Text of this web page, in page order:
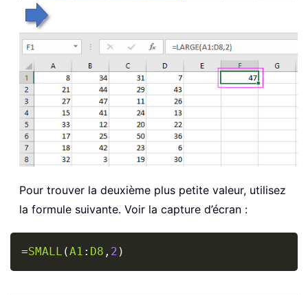
Pour trouver la deuxième plus petite valeur, utilisez
la formule suivante. Voir la capture d’écran :
=SMALL (A1 : D8 , 2 )